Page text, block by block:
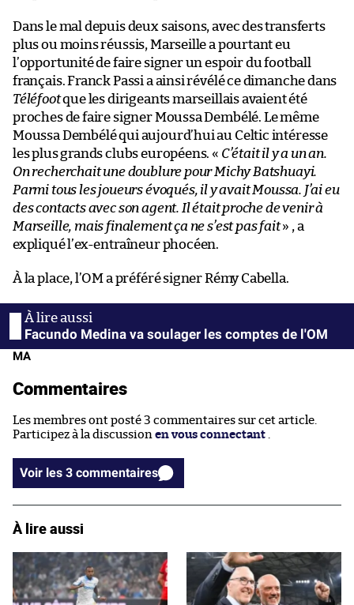
Dans le mal depuis deux saisons, avec des transferts
plus ou moins réussis, Marseille a pourtant eu
l’opportunité de faire signer un espoir du football
français. Franck Passi a ainsi révélé ce dimanche dans
Téléfootque les dirigeants marseillais avaient été
proches de faire signer Moussa Dembélé. Le même
Moussa Dembélé qui aujourd’hui au Celtic intéresse
les plus grands clubs européens. « C’était il y a un an.
On recherchait une doublure pour Michy Batshuayi.
Parmi tous les joueurs évoqués, il y avait Moussa. J’ai eu
des contacts avec son agent. Il était proche de venir à
Marseille, mais finalement ça ne s’est pas fait» , a
expliqué l’ex-entraîneur phocéen.
À la place, l’OM a préféré signer Rémy Cabella.
Facundo Medina va soulager les comptes de l'OM
MA
Commentaires
Les membres ont posté 3 commentaires sur cet article.
Participez à la discussion en vous connectant
Voir les 3 commentaires
À lire aussi